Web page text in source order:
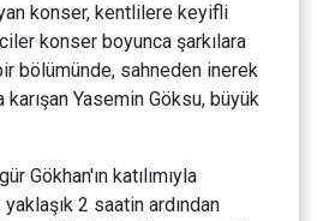
konser, kentlilere keyifli
konser boyunca şarkılara
bölümünde, sahneden inerek
Yasemin Göksu, büyük
Gökhan'ın katılımıyla
2 saatin ardından